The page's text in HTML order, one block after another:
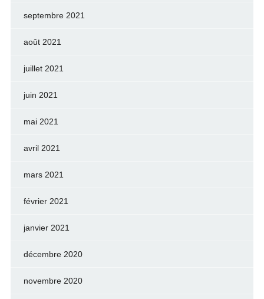
septembre 2021
août 2021
juillet 2021
juin 2021
mai 2021
avril 2021
mars 2021
février 2021
janvier 2021
décembre 2020
novembre 2020